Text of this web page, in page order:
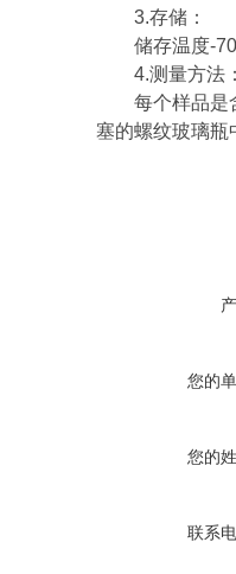
3.存储：
储存温度-
4.测量方法
每个样品是含
塞的螺纹玻璃瓶
您的
您的
联系